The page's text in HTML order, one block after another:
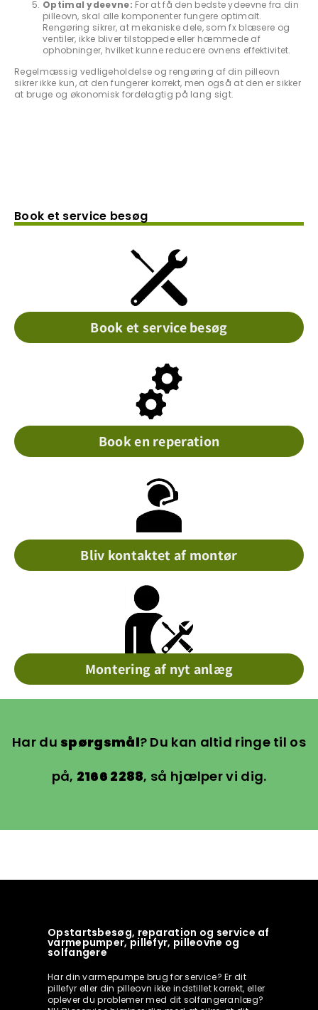
Optimal ydeevne: For at få den bedste ydeevne fra din
pilleovn, skal alle komponenter fungere optimalt.
Rengøring sikrer, at mekaniske dele, som fx blæsere og
ventiler, ikke bliver tilstoppede eller hæmmede af
ophobninger, hvilket kunne reducere ovnens effektivitet.
Regelmæssig vedligeholdelse og rengøring af din pilleovn
sikrer ikke kun, at den fungerer korrekt, men også at den er sikker
at bruge og økonomisk fordelagtig på lang sigt.
Book et service besøg
Book et service besøg
Book en reperation
Bliv kontaktet af montør
Montering af nyt anlæg
Har duspørgsmål? Du kan altid ringe til os
på, 2166 2288, så hjælper vi dig.
Opstartsbesøg, reparation og service af
varmepumper, pillefyr, pilleovne og
solfangere
Har din varmepumpe brug for service? Er dit
pillefyr eller din pilleovn ikke indstillet korrekt, eller
oplever du problemer med dit solfangeranlæg?